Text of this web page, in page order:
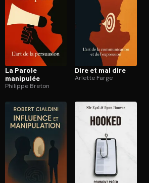
photo, pointe sur le code. C'est gratuit à
La Parole
manipulée
Philippe Breton
Dire et mal dire
Arlette Farge